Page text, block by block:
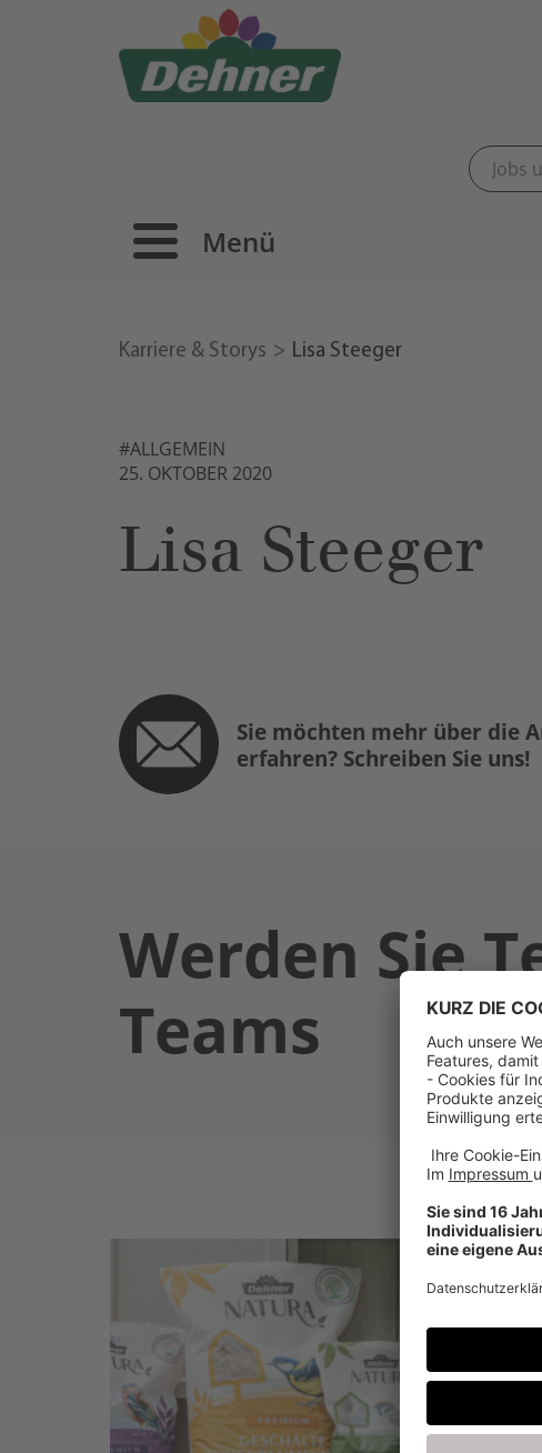
Menü
Karriere & Storys Lisa Steeger
#ALLGEMEIN
25. OKTOBER 2020
Lisa Steeger
Sie möchten mehr über die
erfahren? Schreiben Sie uns!
Werden Sie
Teams